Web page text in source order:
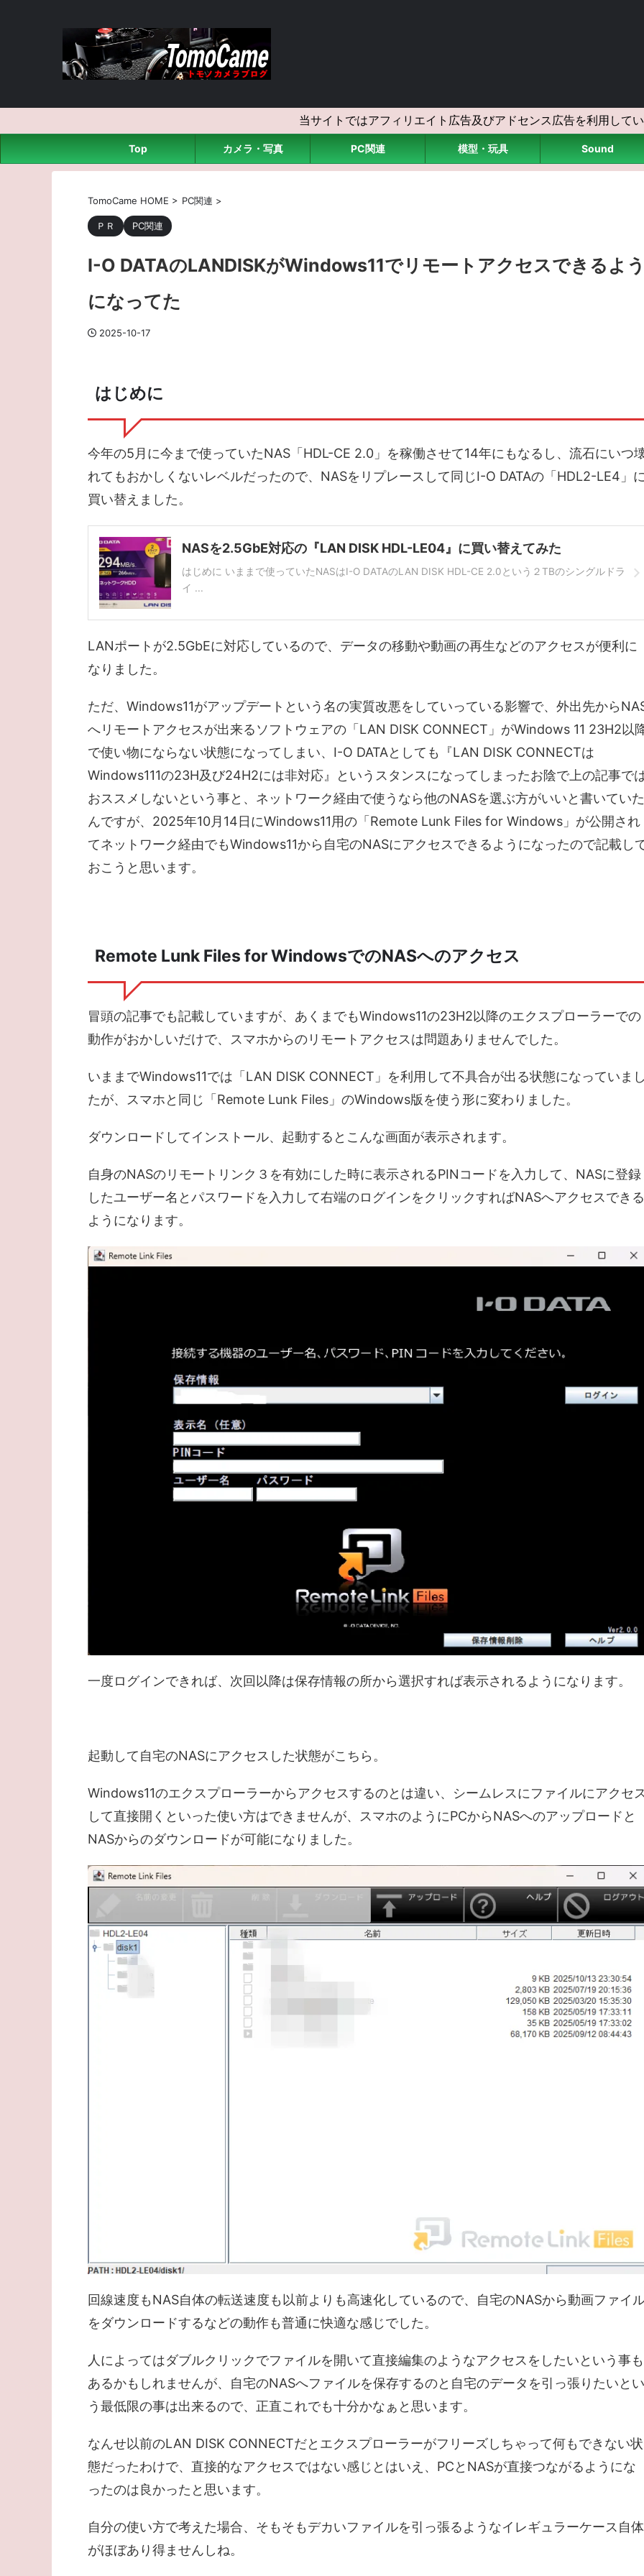
当サイトではアフィリエイト広告及びアドセンス広告を利用して
Top カメラ・写真 PC関連 模型・玩具 Sound
TomoCame HOME > PC関連 >
ＰＲ PC関連
I-O DATAのLANDISKがWindows11でリモートアクセスできるよ
になってた
2025-10-17
はじめに
今年の5月に今まで使っていたNAS「HDL-CE 2.0」を稼働させて14年にもなるし、流石にいつ
れてもおかしくないレベルだったので、NASをリプレースして同じI-O DATAの「HDL2-LE4」
買い替えました。
NASを2.5GbE対応の『LAN DISK HDL-LE04』に買い替えてみた
はじめに いままで使っていたNASはI-O DATAのLAN DISK HDL-CE 2.0という２TBのシングルドラ
イ ...
LANポートが2.5GbEに対応しているので、データの移動や動画の再生などのアクセスが便利に
なりました。
ただ、Windows11がアップデートという名の実質改悪をしていっている影響で、外出先から
へリモートアクセスが出来るソフトウェアの「LAN DISK CONNECT」がWindows 11 23H2以
で使い物にならない状態になってしまい、I-O DATAとしても『LAN DISK CONNECTは
Windows111の23H及び24H2には非対応』というスタンスになってしまったお陰で上の記事で
おススメしないという事と、ネットワーク経由で使うなら他のNASを選ぶ方がいいと書いていた
んですが、2025年10月14日にWindows11用の「Remote Lunk Files for Windows」が公開され
てネットワーク経由でもWindows11から自宅のNASにアクセスできるようになったので記載し
おこうと思います。
Remote Lunk Files for WindowsでのNASへのアクセス
冒頭の記事でも記載していますが、あくまでもWindows11の23H2以降のエクスプローラーでの
動作がおかしいだけで、スマホからのリモートアクセスは問題ありませんでした。
いままでWindows11では「LAN DISK CONNECT」を利用して不具合が出る状態になっていま
たが、スマホと同じ「Remote Lunk Files」のWindows版を使う形に変わりました。
ダウンロードしてインストール、起動するとこんな画面が表示されます。
自身のNASのリモートリンク３を有効にした時に表示されるPINコードを入力して、NASに登録
したユーザー名とパスワードを入力して右端のログインをクリックすればNASへアクセスできる
ようになります。
一度ログインできれば、次回以降は保存情報の所から選択すれば表示されるようになります。
起動して自宅のNASにアクセスした状態がこちら。
Windows11のエクスプローラーからアクセスするのとは違い、シームレスにファイルにアクセ
して直接開くといった使い方はできませんが、スマホのようにPCからNASへのアップロードと
NASからのダウンロードが可能になりました。
回線速度もNAS自体の転送速度も以前よりも高速化しているので、自宅のNASから動画ファイ
をダウンロードするなどの動作も普通に快適な感じでした。
人によってはダブルクリックでファイルを開いて直接編集のようなアクセスをしたいという事も
あるかもしれませんが、自宅のNASへファイルを保存するのと自宅のデータを引っ張りたいとい
う最低限の事は出来るので、正直これでも十分かなぁと思います。
なんせ以前のLAN DISK CONNECTだとエクスプローラーがフリーズしちゃって何もできない状
態だったわけで、直接的なアクセスではない感じとはいえ、PCとNASが直接つながるようにな
ったのは良かったと思います。
自分の使い方で考えた場合、そもそもデカいファイルを引っ張るようなイレギュラーケース自体
がほぼあり得ませんしね。